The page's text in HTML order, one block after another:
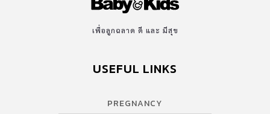
เพื่อลูกฉลาด ดี และ มีสุข
USEFUL LINKS
PREGNANCY